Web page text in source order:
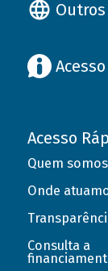
Acesso
Quem somos
Onde
Consulta a